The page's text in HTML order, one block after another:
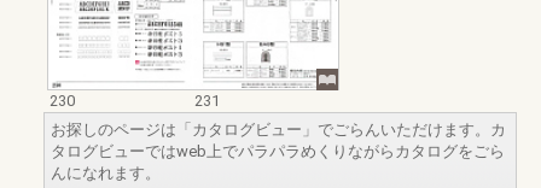
230
231
お探しのページは「カタログビュー」でごらんいただけます。カ
タログビューではweb上でパラパラめくりながらカタログをごら
んになれます。